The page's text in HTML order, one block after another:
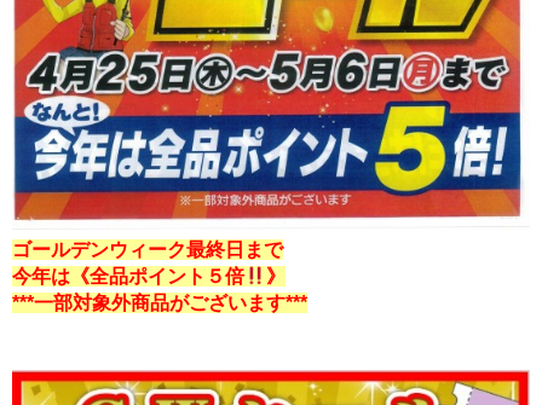
ゴールデンウィーク最終日まで
今年は《全品ポイント５倍
》
***一部対象外商品がございます***